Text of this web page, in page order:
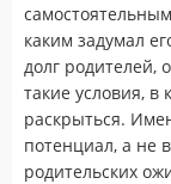
каким задумал
долг родителей,
такие условия,
раскрыться.
потенциал, а не
родительских